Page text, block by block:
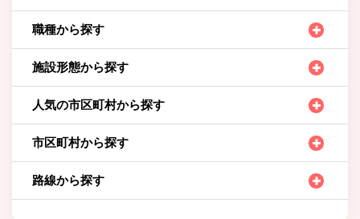
職種から探す
施設形態から探す
人気の市区町村から探す
市区町村から探す
路線から探す